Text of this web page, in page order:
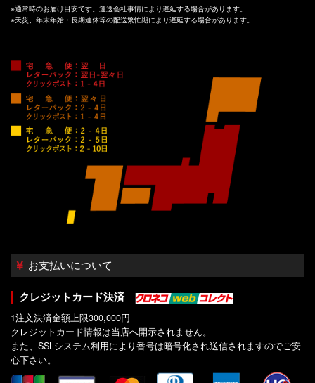
※通常時のお届け目安です。運送会社事情により遅延する場合があります。
※天災、年末年始・長期連休等の配送繁忙期により遅延する場合があります。
お支払いについて
クレジットカード決済
1注文決済金額上限300,000円
クレジットカード情報は当店へ開示されません。
また、SSLシステム利用により番号は暗号化され送信されますのでご安
心下さい。